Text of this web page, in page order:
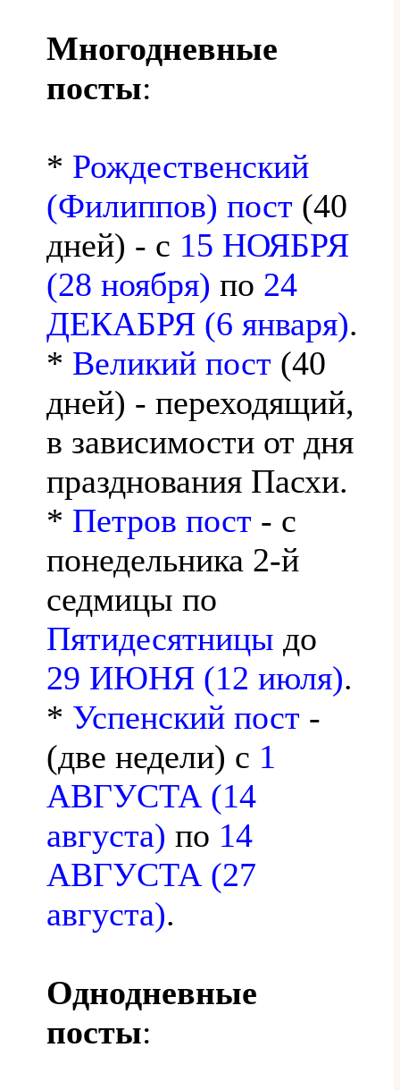
Многодневные
посты:
* Рождественский
(Филиппов) пост (40
дней) - с 15 НОЯБРЯ
(28 ноября) по 24
ДЕКАБРЯ (6 января).
* Великий пост (40
дней) - переходящий,
в зависимости от дня
празднования Пасхи.
* Петров пост - с
понедельника 2-й
седмицы по
Пятидесятницы до
29 ИЮНЯ (12 июля).
* Успенский пост -
(две недели) с 1
АВГУСТА (14
августа) по 14
АВГУСТА (27
августа).
Однодневные
посты: